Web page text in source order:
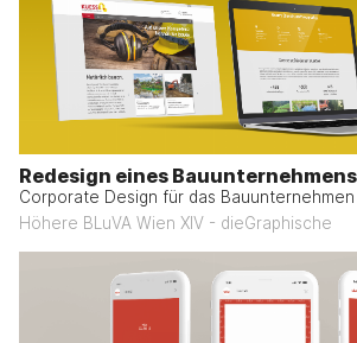
Redesign eines Bauunternehmens
Corporate Design für das Bauunternehmen
Höhere BLuVA Wien XIV - dieGraphische